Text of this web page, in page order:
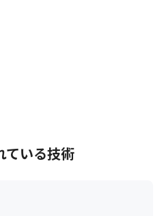
ている技術